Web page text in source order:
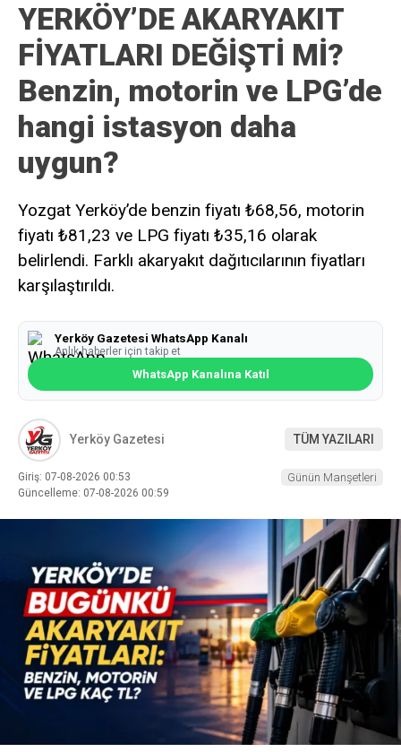
YERKÖY’DE AKARYAKIT
FİYATLARI DEĞİŞTİ Mİ?
Benzin, motorin ve LPG’de
hangi istasyon daha
uygun?
Yozgat Yerköy’de benzin fiyatı ₺68,56, motorin
fiyatı ₺81,23 ve LPG fiyatı ₺35,16 olarak
belirlendi. Farklı akaryakıt dağıtıcılarının fiyatları
karşılaştırıldı.
Yerköy Gazetesi WhatsApp Kanalı
Anlık haberler için takip et
WhatsApp Kanalına Katıl
Yerköy Gazetesi TÜM YAZILARI
Giriş: 07-08-2026 00:53
Güncelleme: 07-08-2026 00:59
Günün Manşetleri